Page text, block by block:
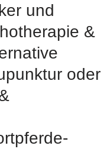
und
&
oder